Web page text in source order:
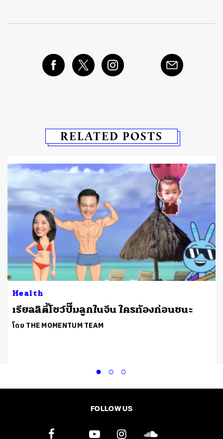
RELATED POSTS
Health
เรียลลิตี้โชว์ปั๊มลูกในจีน ใครท้องก่อนชนะ
โดย THE MOMENTUM TEAM
FOLLOW US